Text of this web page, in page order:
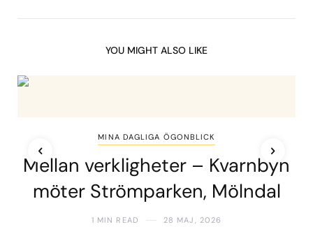
YOU MIGHT ALSO LIKE
MINA DAGLIGA ÖGONBLICK
Mellan verkligheter – Kvarnbyn
möter Strömparken, Mölndal
1 MIN READ 28 MAJ, 2026